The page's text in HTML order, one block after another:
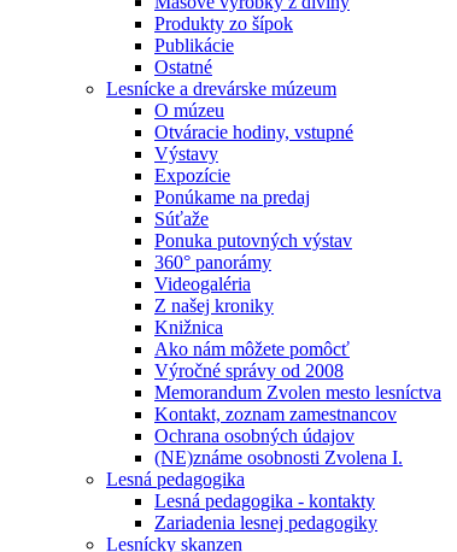
Produkty zo šípok
Publikácie
Ostatné
Lesnícke a drevárske múzeum
O múzeu
Otváracie hodiny, vstupné
Výstavy
Expozície
Ponúkame na predaj
Súťaže
Ponuka putovných výstav
360° panorámy
Videogaléria
Z našej kroniky
Knižnica
Ako nám môžete pomôcť
Výročné správy od 2008
Memorandum Zvolen mesto lesníctva
Kontakt, zoznam zamestnancov
Ochrana osobných údajov
(NE)známe osobnosti Zvolena I.
Lesná pedagogika
Lesná pedagogika - kontakty
Zariadenia lesnej pedagogiky
Lesnícky skanzen